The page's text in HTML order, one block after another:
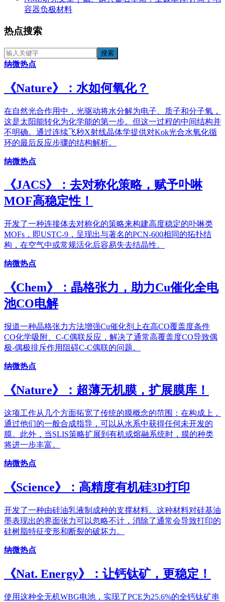
容器负极材料
热点搜索
纳微热点
《​Nature》：水如何氧化？
在自然光合作用中，光驱动将水分解为电子、质子和分子氧，
这是太阳能转化为化学能的第一步。但这一过程的中间结构并
不明确。通过连续飞秒X射线晶体学提供对Kok光合水氧化循
环的最后反应步骤的结构解析。
纳微热点
《JACS》：去对称化策略，赋予卟啉
MOF高稳定性！
开发了一种连接体去对称化的策略来构建高度稳定的卟啉类
MOFs，即USTC-9，呈现出与著名的PCN-600相同的拓扑结
构，在空气中或常规活化后容易失去结晶性。
纳微热点
《Chem》：晶格张力，助力Cu催化全电
池CO电解
报道一种晶格张力方法增强Cu催化剂上在高CO覆盖度条件
CO化学吸附、C-C偶联反应，解决了通常高覆盖度CO导致偶
极-偶极排斥作用阻碍C-C偶联的问题。
纳微热点
《Nature》：超薄无机膜，扩展膜库！
这项工作从几个方面拓宽了传统的膜概念的范围：在构成上，
通过他们的一般合成指导，可以从水系中获得任何未开发的
膜。此外，当SLIS策略扩展到有机或熔融系统时，膜的种类
将进一步丰富。
纳微热点
《Science》：高精度有机硅3D打印
开发了一种由硅油乳液制成种的支撑材料。这种材料对硅基油
墨表现出的界面张力可以忽略不计，消除了通常会导致打印的
硅树脂特征变形和断裂的破坏力。
纳微热点
《Nat. Energy》：让钙钛矿，更稳定！
使用这种全无机WBG电池，实现了PCE为25.6%的全钙钛矿串